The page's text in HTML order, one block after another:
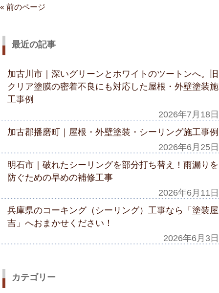
« 前のページ
最近の記事
加古川市｜深いグリーンとホワイトのツートンへ。旧
クリア塗膜の密着不良にも対応した屋根・外壁塗装施
工事例
2026年7月18日
加古郡播磨町｜屋根・外壁塗装・シーリング施工事例
2026年6月25日
明石市｜破れたシーリングを部分打ち替え！雨漏りを
防ぐための早めの補修工事
2026年6月11日
兵庫県のコーキング（シーリング）工事なら「塗装屋
吉」へおまかせください！
2026年6月3日
カテゴリー